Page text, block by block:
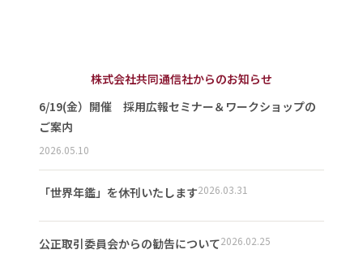
株式会社共同通信社からのお知らせ
6/19(金）開催 採用広報セミナー＆ワークショップの
ご案内
2026.05.10
「世界年鑑」を休刊いたします2026.03.31
公正取引委員会からの勧告について2026.02.25